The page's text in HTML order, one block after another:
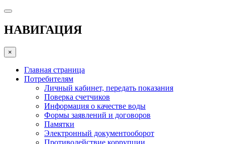
НАВИГАЦИЯ
×
Главная страница
Потребителям
Личный кабинет, передать показания
Поверка счетчиков
Информация о качестве воды
Формы заявлений и договоров
Памятки
Электронный документооборот
Противодействие коррупции